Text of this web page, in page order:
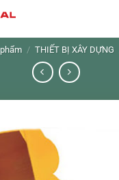
/ THIẾT BỊ XÂY DỰNG